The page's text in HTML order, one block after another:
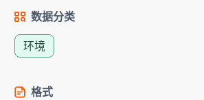
数据分类
环境
格式